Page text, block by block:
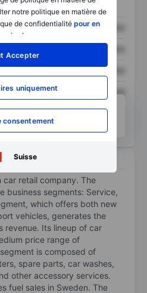
notre politique en matière de
de confidentialitépour en
plus
Accepter
uniquement
consentement
Suisse
XXXXXXX XXXXXXX
XXXXXXX
XXXXXXX
accéder à d’autres outils
car retail company. The
business segments: Service,
which offers both new
vehicles, generates the
revenue. Its lineup of car
price range of
is composed of
spare parts, car washes,
other accessory services.
fuel sales in Sweden. The